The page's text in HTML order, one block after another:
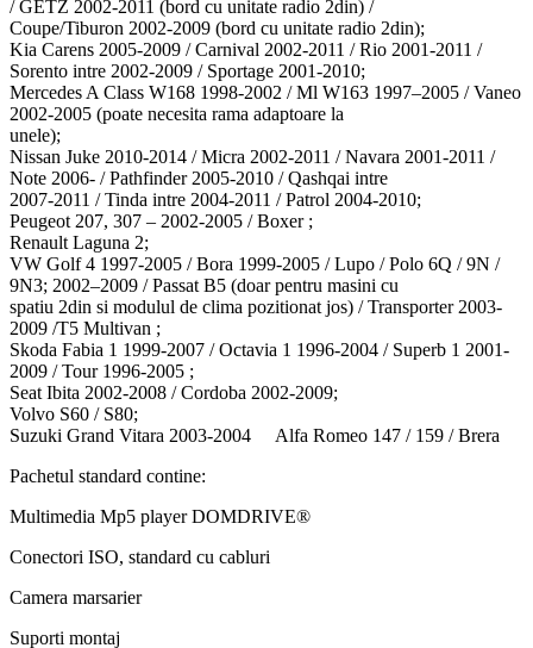
/ GETZ 2002-2011 (bord cu unitate radio 2din) /
Coupe/Tiburon 2002-2009 (bord cu unitate radio 2din);
Kia Carens 2005-2009 / Carnival 2002-2011 / Rio 2001-2011 /
Sorento intre 2002-2009 / Sportage 2001-2010;
Mercedes A Class W168 1998-2002 / Ml W163 1997–2005 / Vaneo
2002-2005 (poate necesita rama adaptoare la
unele);
Nissan Juke 2010-2014 / Micra 2002-2011 / Navara 2001-2011 /
Note 2006- / Pathfinder 2005-2010 / Qashqai intre
2007-2011 / Tinda intre 2004-2011 / Patrol 2004-2010;
Peugeot 207, 307 – 2002-2005 / Boxer ;
Renault Laguna 2;
VW Golf 4 1997-2005 / Bora 1999-2005 / Lupo / Polo 6Q / 9N /
9N3; 2002–2009 / Passat B5 (doar pentru masini cu
spatiu 2din si modulul de clima pozitionat jos) / Transporter 2003-
2009 /T5 Multivan ;
Skoda Fabia 1 1999-2007 / Octavia 1 1996-2004 / Superb 1 2001-
2009 / Tour 1996-2005 ;
Seat Ibita 2002-2008 / Cordoba 2002-2009;
Volvo S60 / S80;
Suzuki Grand Vitara 2003-2004 Alfa Romeo 147 / 159 / Brera
Pachetul standard contine:
Multimedia Mp5 player DOMDRIVE®
Conectori ISO, standard cu cabluri
Camera marsarier
Suporti montaj